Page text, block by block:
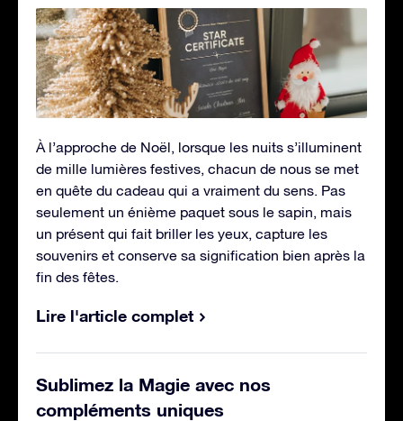
À l’approche de Noël, lorsque les nuits s’illuminent
de mille lumières festives, chacun de nous se met
en quête du cadeau qui a vraiment du sens. Pas
seulement un énième paquet sous le sapin, mais
un présent qui fait briller les yeux, capture les
souvenirs et conserve sa signification bien après la
fin des fêtes.
Lire l'article complet
Sublimez la Magie avec nos
compléments uniques